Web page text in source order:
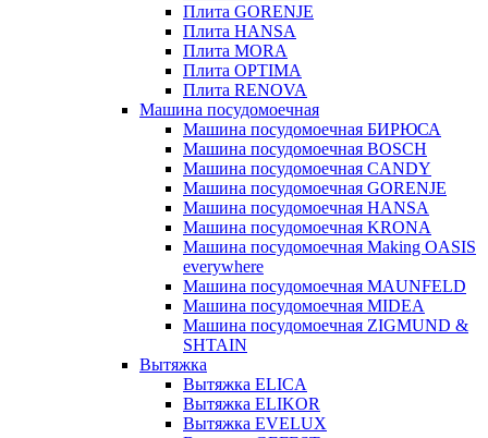
Плита GORENJE
Плита HANSA
Плита MORA
Плита OPTIMA
Плита RENOVA
Машина посудомоечная
Машина посудомоечная БИРЮСА
Машина посудомоечная BOSCH
Машина посудомоечная CANDY
Машина посудомоечная GORENJE
Машина посудомоечная HANSA
Машина посудомоечная KRONA
Машина посудомоечная Making OASIS
everywhere
Машина посудомоечная MAUNFELD
Машина посудомоечная MIDEA
Машина посудомоечная ZIGMUND &
SHTAIN
Вытяжка
Вытяжка ELICA
Вытяжка ELIKOR
Вытяжка EVELUX